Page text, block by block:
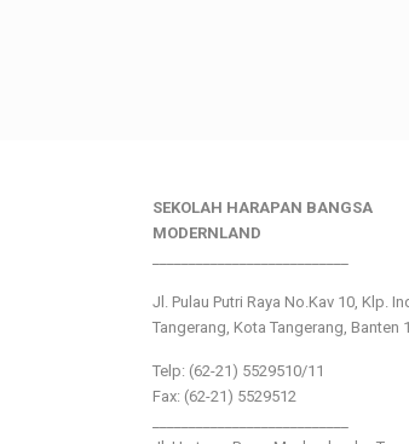
SEKOLAH HARAPAN BANGSA
MODERNLAND
Jl. Pulau Putri Raya No.Kav 10, Klp.
Tangerang, Kota Tangerang, Banten
Telp: (62-21) 5529510/11
Fax: (62-21) 5529512